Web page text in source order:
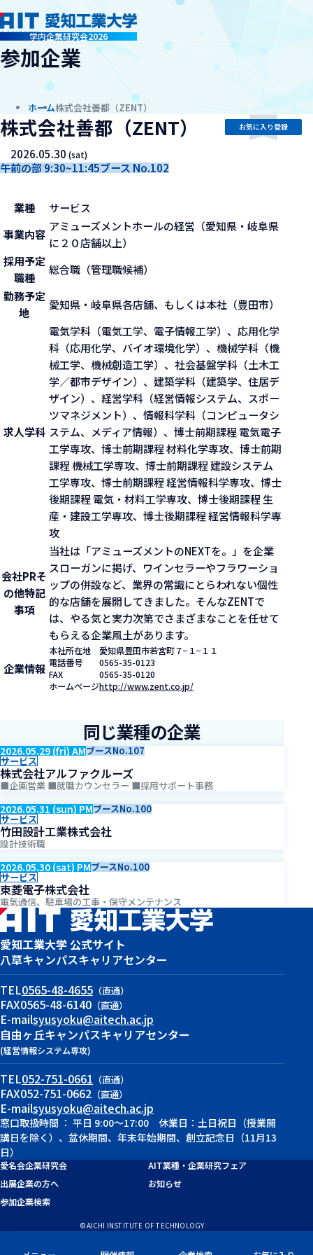
学内企業研究会2026
company
参加企業
ホーム株式会社善都（ZENT）
株式会社善都（ZENT）
2026.05.30(sat)
午前の部 9:30~11:45ブース No.102
お気に入り登録
業種
サービス
事業内容
アミューズメントホールの経営（愛知県・岐阜県
に２０店舗以上）
採用予定
職種
総合職（管理職候補）
勤務予定
地
愛知県・岐阜県各店舗、もしくは本社（豊田市）
求人学科
電気学科（電気工学、電子情報工学）、応用化学
科（応用化学、バイオ環境化学）、機械学科（機
械工学、機械創造工学）、社会基盤学科（土木工
学／都市デザイン）、建築学科（建築学、住居デ
ザイン）、経営学科（経営情報システム、スポー
ツマネジメント）、情報科学科（コンピュータシ
ステム、メディア情報）、博士前期課程 電気電子
工学専攻、博士前期課程 材料化学専攻、博士前期
課程 機械工学専攻、博士前期課程 建設システム
工学専攻、博士前期課程 経営情報科学専攻、博士
後期課程 電気・材料工学専攻、博士後期課程 生
産・建設工学専攻、博士後期課程 経営情報科学専
攻
会社PRそ
の他特記
事項
当社は「アミューズメントのNEXTを。」を企業
スローガンに掲げ、ワインセラーやフラワーショ
ップの併設など、業界の常識にとらわれない個性
的な店舗を展開してきました。そんなZENTで
は、やる気と実力次第でさまざまなことを任せて
もらえる企業風土があります。
企業情報
本社所在地
愛知県豊田市若宮町７−１−１１
電話番号
0565-35-0123
FAX
0565-35-0120
ホームページhttp://www.zent.co.jp/
同じ業種の企業
2026.05.29 (fri) AMブースNo.107
サービス
株式会社アルファクルーズ
■企画営業 ■就職カウンセラー ■採用サポート事務
2026.05.31 (sun) PMブースNo.100
サービス
竹田設計工業株式会社
設計技術職
2026.05.30 (sat) PMブースNo.100
サービス
東菱電子株式会社
電気通信、駐車場の工事・保守メンテナンス
愛知工業大学 公式サイト
八草キャンパスキャリアセンター
TEL0565-48-4655 （直通）
FAX0565-48-6140 （直通）
E-mailsyusyoku@aitech.ac.jp
自由ヶ丘キャンパスキャリアセンター
(経営情報システム専攻)
TEL052-751-0661 （直通）
FAX052-751-0662 （直通）
E-mailsyusyoku@aitech.ac.jp
窓口取扱時間 ： 平日 9:00～17:00 休業日：土日祝日（授業開
講日を除く）、盆休期間、年末年始期間、創立記念日（11月13
日）
愛名会企業研究会
AIT業種・企業研究フェア
出展企業の方へ
お知らせ
参加企業検索
©AICHI INSTITUTE OF TECHNOLOGY